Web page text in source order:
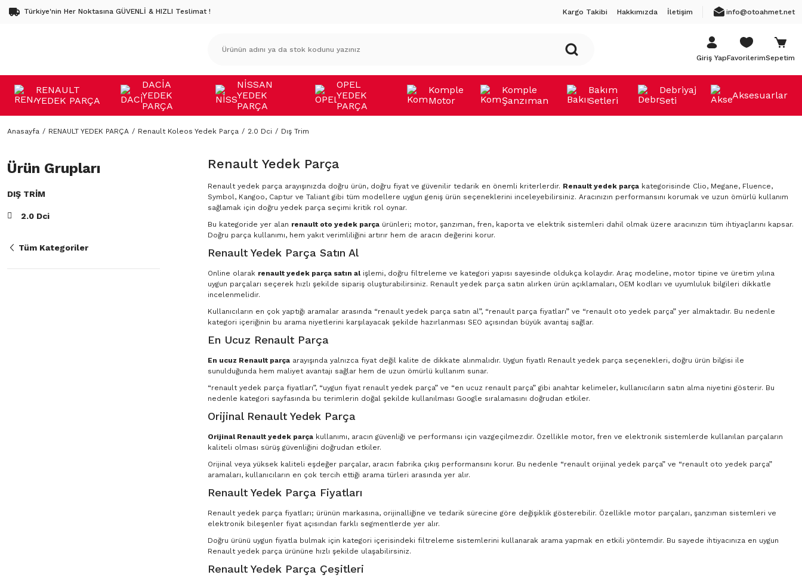
Türkiye'nin Her Noktasına GÜVENLİ & HIZLI Teslimat ! Kargo Takibi Hakkımızda İletişim info@otoahmet.net
Giriş YapFavorilerimSepetim
RENAULT
YEDEK PARÇA
DACİA
YEDEK
PARÇA
NİSSAN
YEDEK
PARÇA
OPEL
YEDEK
PARÇA
Komple
Motor
Komple
Şanzıman
Bakım
Setleri
Debriyaj
Seti
Aksesuarlar
Anasayfa RENAULT YEDEK PARÇA Renault Koleos Yedek Parça 2.0 Dci Dış Trim
Ürün Grupları
DIŞ TRIM
2.0 Dci
Tüm Kategoriler
Renault Yedek Parça
Renault yedek parça arayışınızda doğru ürün, doğru fiyat ve güvenilir tedarik en önemli kriterlerdir. Renault yedek parça kategorisinde Clio, Megane, Fluence,
Symbol, Kangoo, Captur ve Taliant gibi tüm modellere uygun geniş ürün seçeneklerini inceleyebilirsiniz. Aracınızın performansını korumak ve uzun ömürlü kullanım
sağlamak için doğru yedek parça seçimi kritik rol oynar.
Bu kategoride yer alan renault oto yedek parça ürünleri; motor, şanzıman, fren, kaporta ve elektrik sistemleri dahil olmak üzere aracınızın tüm ihtiyaçlarını kapsar.
Doğru parça kullanımı, hem yakıt verimliliğini artırır hem de aracın değerini korur.
Renault Yedek Parça Satın Al
Online olarak renault yedek parça satın al işlemi, doğru filtreleme ve kategori yapısı sayesinde oldukça kolaydır. Araç modeline, motor tipine ve üretim yılına
uygun parçaları seçerek hızlı şekilde sipariş oluşturabilirsiniz. Renault yedek parça satın alırken ürün açıklamaları, OEM kodları ve uyumluluk bilgileri dikkatle
incelenmelidir.
Kullanıcıların en çok yaptığı aramalar arasında “renault yedek parça satın al”, “renault parça fiyatları” ve “renault oto yedek parça” yer almaktadır. Bu nedenle
kategori içeriğinin bu arama niyetlerini karşılayacak şekilde hazırlanması SEO açısından büyük avantaj sağlar.
En Ucuz Renault Parça
En ucuz Renault parça arayışında yalnızca fiyat değil kalite de dikkate alınmalıdır. Uygun fiyatlı Renault yedek parça seçenekleri, doğru ürün bilgisi ile
sunulduğunda hem maliyet avantajı sağlar hem de uzun ömürlü kullanım sunar.
“renault yedek parça fiyatları”, “uygun fiyat renault yedek parça” ve “en ucuz renault parça” gibi anahtar kelimeler, kullanıcıların satın alma niyetini gösterir. Bu
nedenle kategori sayfasında bu terimlerin doğal şekilde kullanılması Google sıralamasını doğrudan etkiler.
Orijinal Renault Yedek Parça
Orijinal Renault yedek parça kullanımı, aracın güvenliği ve performansı için vazgeçilmezdir. Özellikle motor, fren ve elektronik sistemlerde kullanılan parçaların
kaliteli olması sürüş güvenliğini doğrudan etkiler.
Orijinal veya yüksek kaliteli eşdeğer parçalar, aracın fabrika çıkış performansını korur. Bu nedenle “renault orijinal yedek parça” ve “renault oto yedek parça”
aramaları, kullanıcıların en çok tercih ettiği arama türleri arasında yer alır.
Renault Yedek Parça Fiyatları
Renault yedek parça fiyatları; ürünün markasına, orijinalliğine ve tedarik sürecine göre değişiklik gösterebilir. Özellikle motor parçaları, şanzıman sistemleri ve
elektronik bileşenler fiyat açısından farklı segmentlerde yer alır.
Doğru ürünü uygun fiyatla bulmak için kategori içerisindeki filtreleme sistemlerini kullanarak arama yapmak en etkili yöntemdir. Bu sayede ihtiyacınıza en uygun
Renault yedek parça ürününe hızlı şekilde ulaşabilirsiniz.
Renault Yedek Parça Çeşitleri